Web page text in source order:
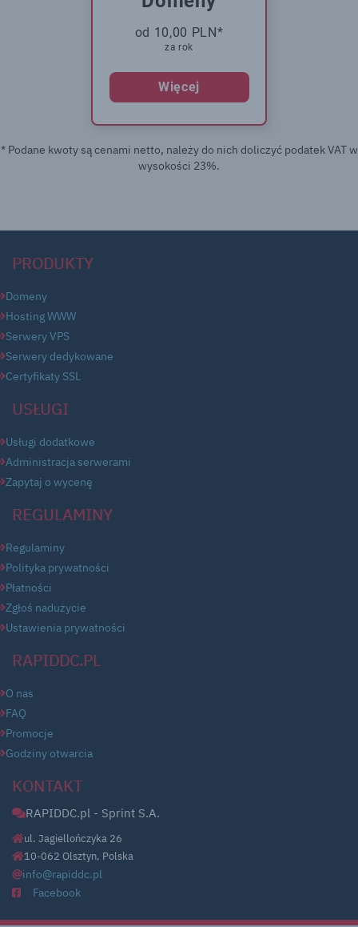
od 10,00 PLN*
za rok
Więcej
* Podane kwoty są cenami netto, należy do nich doliczyć podatek VAT w
wysokości 23%.
PRODUKTY
Domeny
Hosting WWW
Serwery VPS
Serwery dedykowane
Certyfikaty SSL
USŁUGI
Usługi dodatkowe
Administracja serwerami
Zapytaj o wycenę
REGULAMINY
Regulaminy
Polityka prywatności
Płatności
Zgłoś nadużycie
Ustawienia prywatności
RAPIDDC.PL
O nas
FAQ
Promocje
Godziny otwarcia
KONTAKT
RAPIDDC.pl - Sprint S.A.
ul. Jagiellończyka 26
10-062 Olsztyn, Polska
info@rapiddc.pl
Facebook